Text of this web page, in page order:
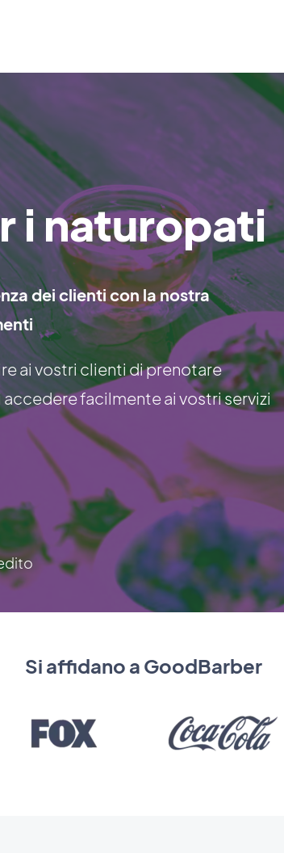
i naturopati
dei clienti con la nostra
ai vostri clienti di prenotare
accedere facilmente ai vostri servizi
Si affidano a GoodBarber